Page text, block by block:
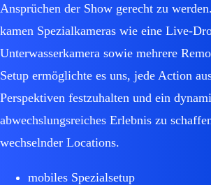
Ansprüchen der Show gerecht zu
kamen Spezialkameras wie eine Live-
Unterwasserkamera sowie mehrere
Setup ermöglichte es uns, jede Action
Perspektiven festzuhalten und ein
abwechslungsreiches Erlebnis zu
wechselnder Locations.
mobiles Spezialsetup